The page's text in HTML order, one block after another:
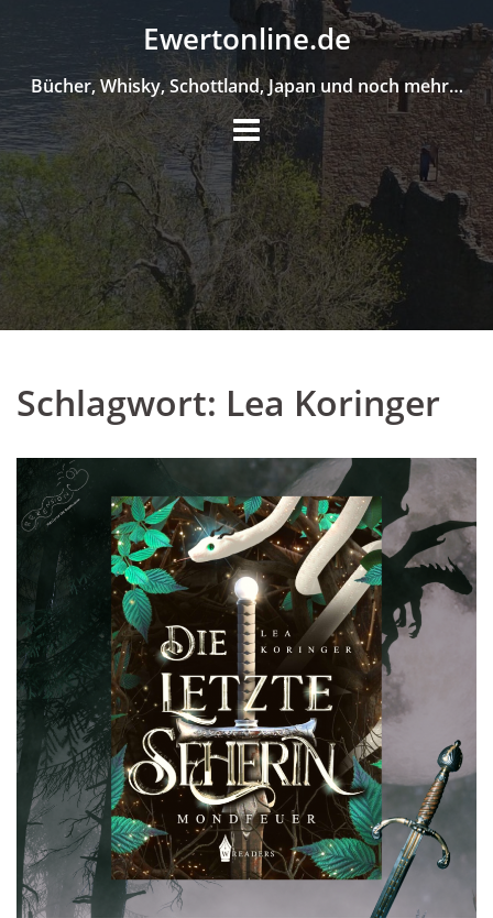
to
Ewertonline.de
Bücher, Whisky, Schottland, Japan und noch mehr…
Schlagwort: Lea Koringer